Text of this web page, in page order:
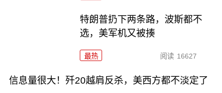
特朗普扔下两条路，波斯都不
选，美军机又被揍
最热 阅读 16627
信息量很大！歼20越肩反杀，美西方都不淡定了